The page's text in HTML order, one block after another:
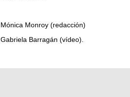
Mónica Monroy (redacción)
Gabriela Barragán (vídeo).